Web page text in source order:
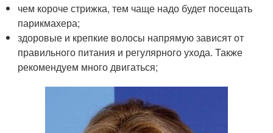
чем короче стрижка, тем чаще надо будет посещать
парикмахера;
здоровые и крепкие волосы напрямую зависят от
правильного питания и регулярного ухода. Также
рекомендуем много двигаться;